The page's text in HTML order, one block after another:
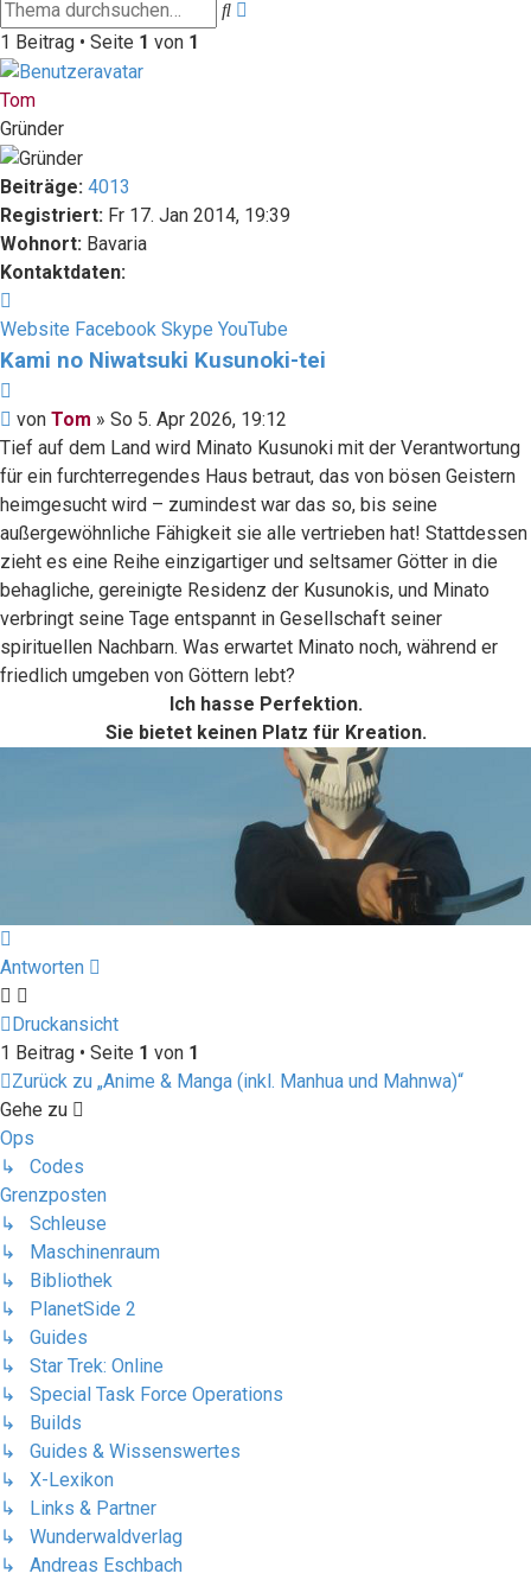
Suche
1 Beitrag • Seite 1 von 1
Tom
Gründer
Beiträge: 4013
Registriert: Fr 17. Jan 2014, 19:39
Wohnort: Bavaria
Kontaktdaten:
von
Tom
Website Facebook Skype YouTube
Kami no Niwatsuki Kusunoki-tei
Beitrag
von Tom » So 5. Apr 2026, 19:12
Tief auf dem Land wird Minato Kusunoki mit der Verantwortung
für ein furchterregendes Haus betraut, das von bösen Geistern
heimgesucht wird – zumindest war das so, bis seine
außergewöhnliche Fähigkeit sie alle vertrieben hat! Stattdessen
zieht es eine Reihe einzigartiger und seltsamer Götter in die
behagliche, gereinigte Residenz der Kusunokis, und Minato
verbringt seine Tage entspannt in Gesellschaft seiner
spirituellen Nachbarn. Was erwartet Minato noch, während er
friedlich umgeben von Göttern lebt?
Ich hasse Perfektion.
Sie bietet keinen Platz für Kreation.
oben
Antworten
Druckansicht
1 Beitrag • Seite 1 von 1
Zurück zu „Anime & Manga (inkl. Manhua und Mahnwa)“
Gehe zu
Ops
↳ Codes
Grenzposten
↳ Schleuse
↳ Maschinenraum
↳ Bibliothek
↳ PlanetSide 2
↳ Guides
↳ Star Trek: Online
↳ Special Task Force Operations
↳ Builds
↳ Guides & Wissenswertes
↳ X-Lexikon
↳ Links & Partner
↳ Wunderwaldverlag
↳ Andreas Eschbach